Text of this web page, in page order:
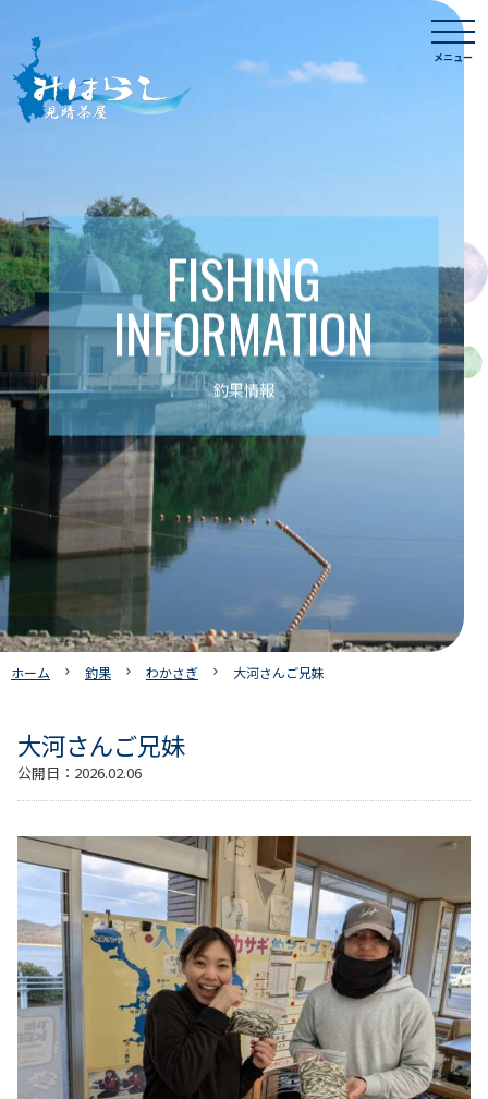
content
メニュー
FISHING
INFORMATION
釣果情報
ホーム 釣果 わかさぎ 大河さんご兄妹
大河さんご兄妹
公開日： 2026.02.06